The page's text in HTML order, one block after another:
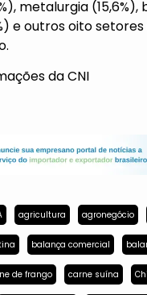
metalurgia
e outros oito
da CNI
agricultura agronegócio
balança comercial
de frango carne suína